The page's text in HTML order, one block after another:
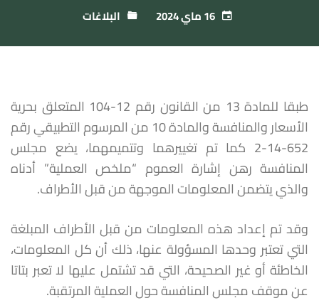
16 ماي 2024 البلاغات
طبقا للمادة 13 من القانون رقم 12-104 المتعلق بحرية
الأسعار والمنافسة والمادة 10 من المرسوم التطبيقي رقم
652-14-2 كما تم تغييرهما وتتميمهما، يضع مجلس
المنافسة رهن إشارة العموم “ملخص العملية” أدناه
والذي يتضمن المعلومات الموجهة من قبل الأطراف.
وقد تم إعداد هذه المعلومات من قبل الأطراف المبلغة
التي تعتبر وحدها المسؤولة عنها، ذلك أن كل المعلومات،
الخاطئة أو غير الصحيحة، التي قد تشتمل عليها لا تعبر بتاتا
عن موقف مجلس المنافسة حول العملية المرتقبة.